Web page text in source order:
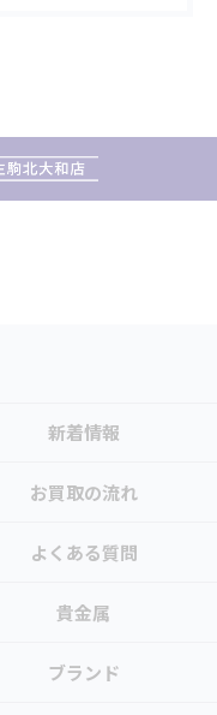
新着情報
お買取の流れ
よくある質問
貴金属
ブランド